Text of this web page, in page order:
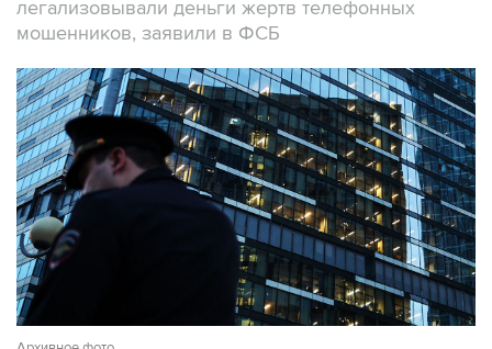
Архивное фото
Фото: Михаил Терещенко/ТАСС